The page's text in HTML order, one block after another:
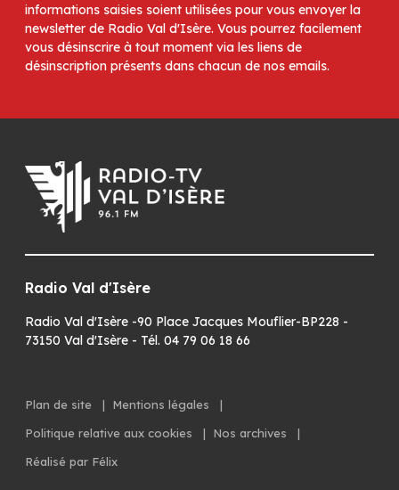
informations saisies soient utilisées pour vous envoyer la
newsletter de Radio Val d'Isère. Vous pourrez facilement
vous désinscrire à tout moment via les liens de
désinscription présents dans chacun de nos emails.
Radio Val d'Isère
Radio Val d'Isère -90 Place Jacques Mouflier-BP228 -
73150 Val d'Isère - Tél. 04 79 06 18 66
Plan de site | Mentions légales
|
Politique relative aux cookies
| Nos archives
|
Réalisé par Félix